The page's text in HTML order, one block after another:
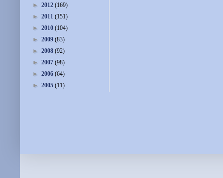
► 2012 (169)
► 2011 (151)
► 2010 (104)
► 2009 (83)
► 2008 (92)
► 2007 (98)
► 2006 (64)
► 2005 (11)